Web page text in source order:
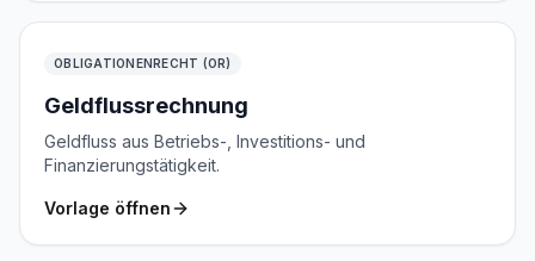
OBLIGATIONENRECHT (OR)
Geldflussrechnung
Geldfluss aus Betriebs-, Investitions- und
Finanzierungstätigkeit.
Vorlage öffnen